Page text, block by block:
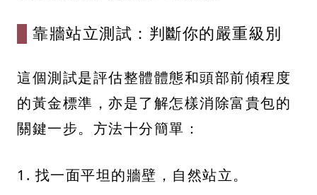
靠牆站立測試：判斷你的嚴重級別
這個測試是評估整體體態和頭部前傾程度
的黃金標準，亦是了解怎樣消除富貴包的
關鍵一步。方法十分簡單：
1. 找一面平坦的牆壁，自然站立。